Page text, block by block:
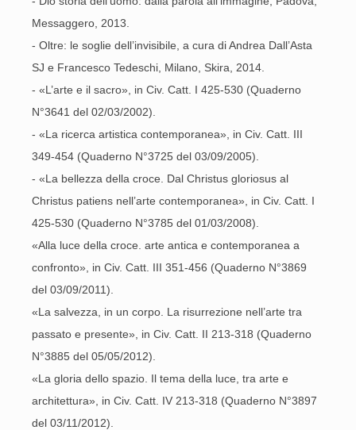
Messaggero, 2013.
- Oltre: le soglie dell’invisibile, a cura di Andrea Dall’Asta
SJ e Francesco Tedeschi, Milano, Skira, 2014.
- «L’arte e il sacro», in Civ. Catt. I 425-530 (Quaderno
N°3641 del 02/03/2002).
- «La ricerca artistica contemporanea», in Civ. Catt. III
349-454 (Quaderno N°3725 del 03/09/2005).
- «La bellezza della croce. Dal Christus gloriosus al
Christus patiens nell’arte contemporanea», in Civ. Catt. I
425-530 (Quaderno N°3785 del 01/03/2008).
«Alla luce della croce. arte antica e contemporanea a
confronto», in Civ. Catt. III 351-456 (Quaderno N°3869
del 03/09/2011).
«La salvezza, in un corpo. La risurrezione nell’arte tra
passato e presente», in Civ. Catt. II 213-318 (Quaderno
N°3885 del 05/05/2012).
«La gloria dello spazio. Il tema della luce, tra arte e
architettura», in Civ. Catt. IV 213-318 (Quaderno N°3897
del 03/11/2012).